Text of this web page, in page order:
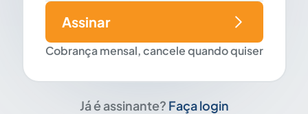
Cobrança mensal, cancele quando quiser
Assinar
Já é assinante? Faça login